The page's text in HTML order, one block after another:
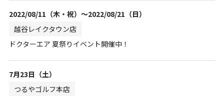
2022/08/11（木・祝）～2022/08/21（日）
越谷レイクタウン店
ドクターエア 夏祭りイベント開催中！
7月23日（土）
つるやゴルフ本店